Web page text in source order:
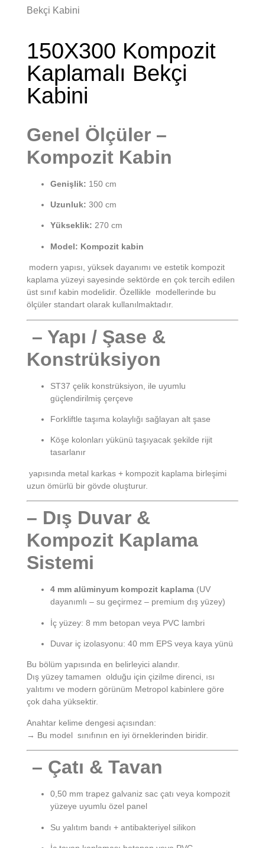
Bekçi Kabini
150X300 Kompozit
Kaplamalı Bekçi
Kabini
Genel Ölçüler –
Kompozit Kabin
Genişlik: 150 cm
Uzunluk: 300 cm
Yükseklik: 270 cm
Model: Kompozit kabin
modern yapısı, yüksek dayanımı ve estetik kompozit
kaplama yüzeyi sayesinde sektörde en çok tercih edilen
üst sınıf kabin modelidir. Özellikle modellerinde bu
ölçüler standart olarak kullanılmaktadır.
– Yapı / Şase &
Konstrüksiyon
ST37 çelik konstrüksiyon, ile uyumlu
güçlendirilmiş çerçeve
Forkliftle taşıma kolaylığı sağlayan alt şase
Köşe kolonları yükünü taşıyacak şekilde rijit
tasarlanır
yapısında metal karkas + kompozit kaplama birleşimi
uzun ömürlü bir gövde oluşturur.
– Dış Duvar &
Kompozit Kaplama
Sistemi
4 mm alüminyum kompozit kaplama (UV
dayanımlı – su geçirmez – premium dış yüzey)
İç yüzey: 8 mm betopan veya PVC lambri
Duvar iç izolasyonu: 40 mm EPS veya kaya yünü
Bu bölüm yapısında en belirleyici alandır.
Dış yüzey tamamen olduğu için çizilme direnci, ısı
yalıtımı ve modern görünüm Metropol kabinlere göre
çok daha yüksektir.
Anahtar kelime dengesi açısından:
→ Bu model sınıfının en iyi örneklerinden biridir.
– Çatı & Tavan
0,50 mm trapez galvaniz sac çatı veya kompozit
yüzeye uyumlu özel panel
Su yalıtım bandı + antibakteriyel silikon